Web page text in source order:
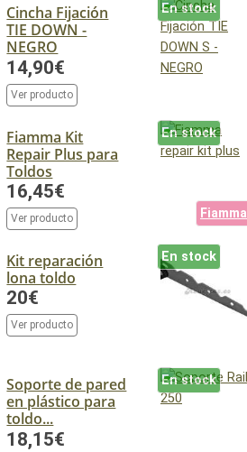
Cincha Fijación
TIE DOWN -
NEGRO
14,90€
Ver producto
En stock
Fiamma Kit
Repair Plus para
Toldos
16,45€
Ver producto
En stock
Fiamma
Kit reparación
lona toldo
20€
Ver producto
En stock
Soporte de pared
en plástico para
toldo...
18,15€
En stock